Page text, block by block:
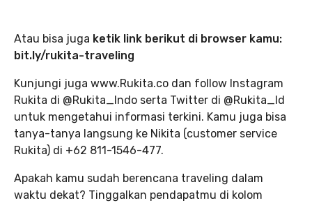
Atau bisa juga ketik link berikut di browser kamu:
bit.ly/rukita-traveling
Kunjungi juga www.Rukita.co dan follow Instagram
Rukita di @Rukita_Indo serta Twitter di @Rukita_Id
untuk mengetahui informasi terkini. Kamu juga bisa
tanya-tanya langsung ke Nikita (customer service
Rukita) di +62 811-1546-477.
Apakah kamu sudah berencana traveling dalam
waktu dekat? Tinggalkan pendapatmu di kolom